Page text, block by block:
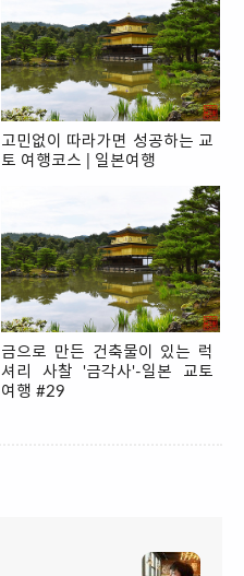
고민없이 따라가면 성공하는 교
토 여행코스 | 일본여행
금으로 만든 건축물이 있는 럭
셔리 사찰 '금각사'-일본 교토
여행 #29